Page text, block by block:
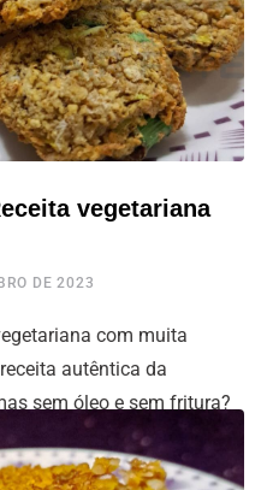
vegetariana
DE 2023
com muita
autêntica da
sem óleo e sem fritura?
prato é um clássico
sabor marcante